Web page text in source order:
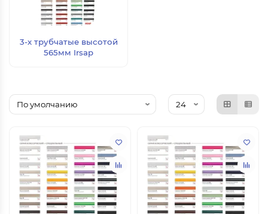
3-х трубчатые высотой
565мм Irsap